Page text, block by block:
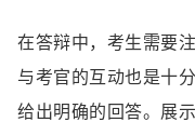
在答辩中，考生需要
与考官的互动也是十
给出明确的回答。展